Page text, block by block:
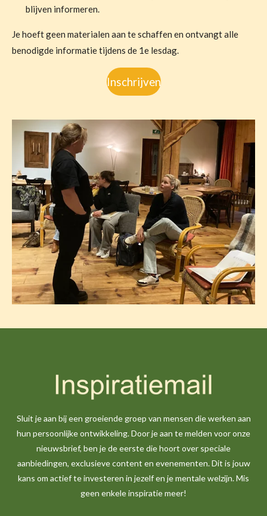
blijven informeren.
Je hoeft geen materialen aan te schaffen en ontvangt alle
benodigde informatie tijdens de 1e lesdag.
Inschrijven
Sluit je aan bij een groeiende groep van mensen die werken aan
hun persoonlijke ontwikkeling. Door je aan te melden voor onze
nieuwsbrief, ben je de eerste die hoort over speciale
aanbiedingen, exclusieve content en evenementen. Dit is jouw
kans om actief te investeren in jezelf en je mentale welzijn. Mis
geen enkele inspiratie meer!